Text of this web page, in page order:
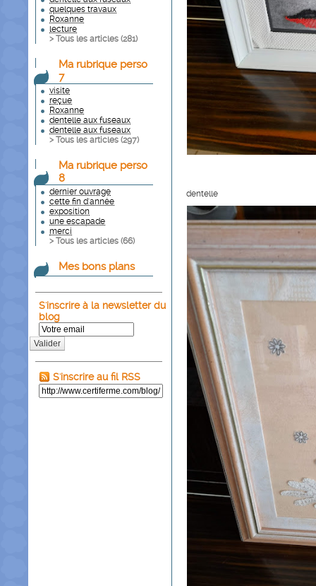
quelques travaux
Roxanne
lecture
> Tous les articles (281)
Ma rubrique perso
7
visite
reçue
Roxanne
dentelle aux fuseaux
dentelle aux fuseaux
> Tous les articles (297)
Ma rubrique perso
8
dernier ouvrage
cette fin d'année
exposition
une escapade
merci
> Tous les articles (66)
Mes bons plans
S'inscrire à la newsletter du
blog
Valider
S'inscrire au fil RSS
dentelle